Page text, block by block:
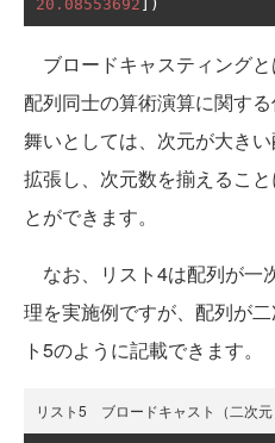
20.08553692 ])
ブロードキャスティング
配列同士の算術演算に関す
舞いとしては、次元が大き
拡張し、次元数を揃えるこ
とができます。
なお、リスト4は配列が一
理を実施例ですが、配列が
ト5のように記載できます。
リスト5 ブロードキャスト（二次元